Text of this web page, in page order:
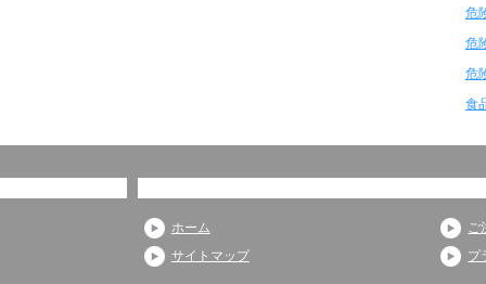
危
危
危
食
ホーム
サイトマップ
ご
プ